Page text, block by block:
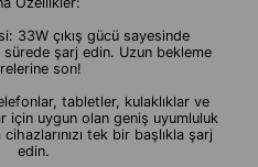
33W çıkış gücü sayesinde
sürede şarj edin. Uzun bekleme
son!
tabletler, kulaklıklar ve
için uygun olan geniş uyumluluk
tek bir başlıkla şarj
edin.